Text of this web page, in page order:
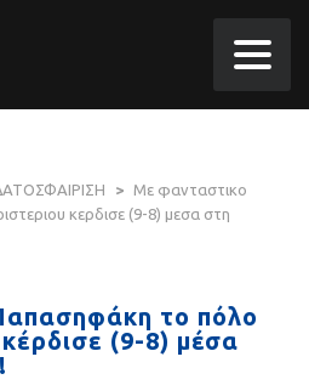
>
Με φανταστικο
κερδισε (9-8) μεσα στη
το πόλο
(9-8) μέσα